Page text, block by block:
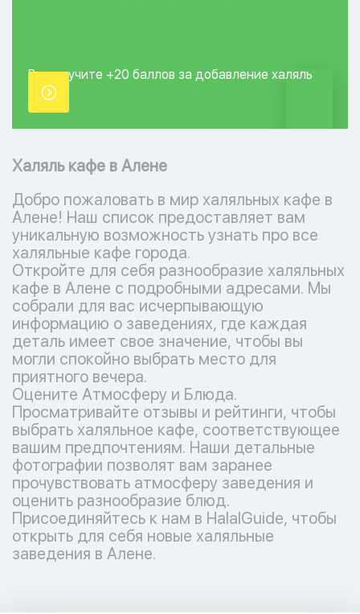
Вы получите +20 баллов за добавление халяль
точки.
Халяль кафе в Алене
Добро пожаловать в мир халяльных кафе в
Алене! Наш список предоставляет вам
уникальную возможность узнать про все
халяльные кафе города.
Откройте для себя разнообразие халяльных
кафе в Алене с подробными адресами. Мы
собрали для вас исчерпывающую
информацию о заведениях, где каждая
деталь имеет свое значение, чтобы вы
могли спокойно выбрать место для
приятного вечера.
Оцените Атмосферу и Блюда.
Просматривайте отзывы и рейтинги, чтобы
выбрать халяльное кафе, соответствующее
вашим предпочтениям. Наши детальные
фотографии позволят вам заранее
прочувствовать атмосферу заведения и
оценить разнообразие блюд.
Присоединяйтесь к нам в HalalGuide, чтобы
открыть для себя новые халяльные
заведения в Алене.